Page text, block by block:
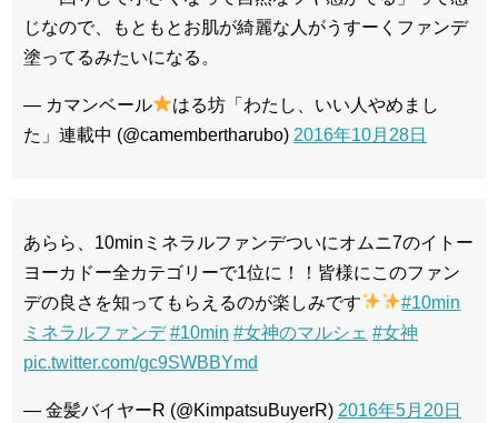
じなので、もともとお肌が綺麗な人がうすーくファンデ
塗ってるみたいになる。
— カマンベール
はる坊「わたし、いい人やめまし
た」連載中 (@camembertharubo) 2016年10月28日
あらら、10minミネラルファンデついにオムニ7のイトー
ヨーカドー全カテゴリーで1位に！！皆様にこのファン
デの良さを知ってもらえるのが楽しみです
#10min
ミネラルファンデ #10min #女神のマルシェ #女神
pic.twitter.com/gc9SWBBYmd
— 金髪バイヤーR (@KimpatsuBuyerR) 2016年5月20日